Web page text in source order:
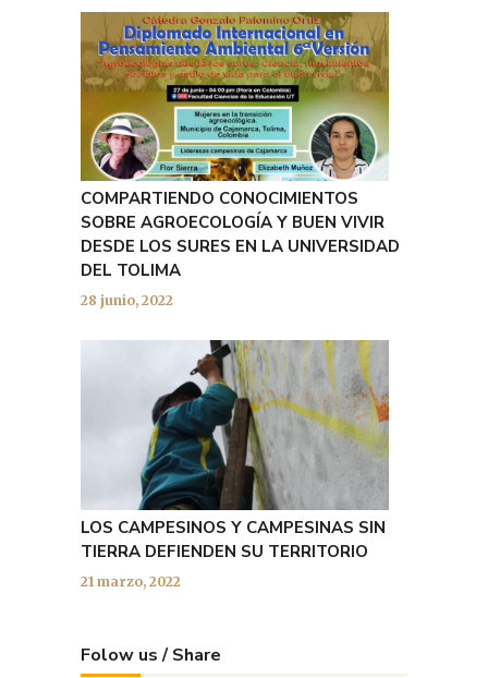
COMPARTIENDO CONOCIMIENTOS
SOBRE AGROECOLOGÍA Y BUEN VIVIR
DESDE LOS SURES EN LA UNIVERSIDAD
DEL TOLIMA
28 junio, 2022
LOS CAMPESINOS Y CAMPESINAS SIN
TIERRA DEFIENDEN SU TERRITORIO
21 marzo, 2022
Folow us / Share